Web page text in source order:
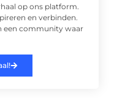
op ons platform.
en verbinden.
een community waar